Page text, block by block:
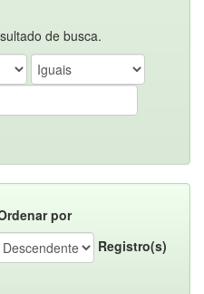
de busca.
por
Registro(s)